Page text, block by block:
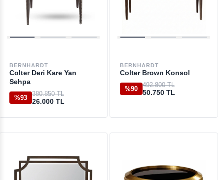
BERNHARDT
Colter Deri Kare Yan
Sehpa
%93
380.850 TL
26.000 TL
BERNHARDT
Colter Brown Konsol
%90
492.800 TL
50.750 TL